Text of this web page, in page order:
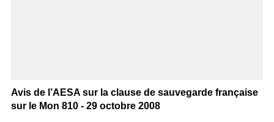
Avis de l’AESA sur la clause de sauvegarde française
sur le Mon 810 - 29 octobre 2008